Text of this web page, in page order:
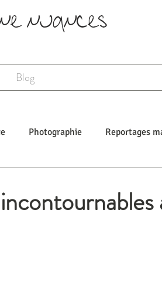
nuances
Blog
Photographie Reportages